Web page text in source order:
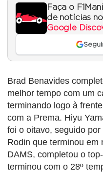
Faça o
de notícias
Google
Brad Benavides
melhor tempo com um
terminando logo à
com a Prema. Hiyu
foi o oitavo, seguido
Rodin que terminou em
DAMS, completou o
terminou com o 28º